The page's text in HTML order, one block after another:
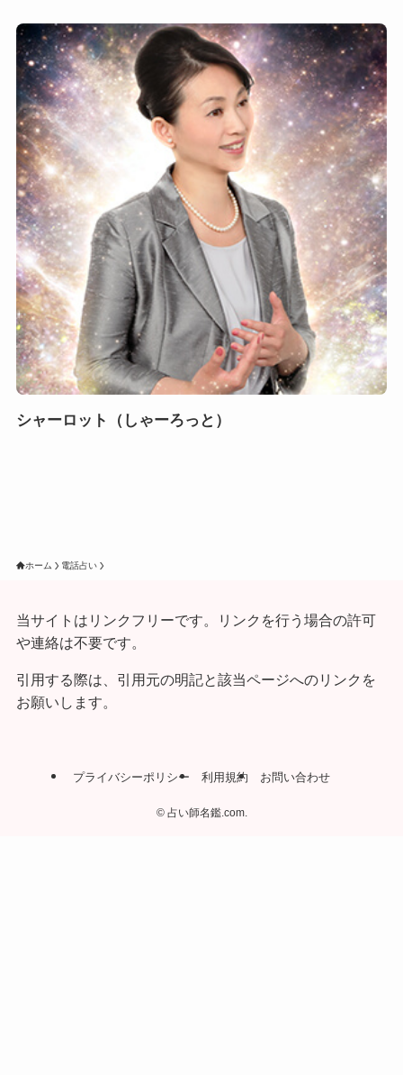
シャーロット（しゃーろっと）
ホーム 電話占い
当サイトはリンクフリーです。リンクを行う場合の許可
や連絡は不要です。
引用する際は、引用元の明記と該当ページへのリンクを
お願いします。
プライバシーポリシー 利用規約 お問い合わせ
©占い師名鑑.com.